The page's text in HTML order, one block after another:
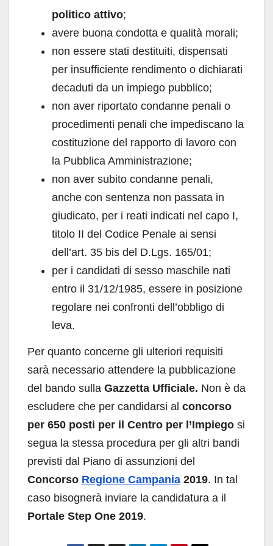
politico attivo;
avere buona condotta e qualità morali;
non essere stati destituiti, dispensati
per insufficiente rendimento o dichiarati
decaduti da un impiego pubblico;
non aver riportato condanne penali o
procedimenti penali che impediscano la
costituzione del rapporto di lavoro con
la Pubblica Amministrazione;
non aver subito condanne penali,
anche con sentenza non passata in
giudicato, per i reati indicati nel capo I,
titolo II del Codice Penale ai sensi
dell’art. 35 bis del D.Lgs. 165/01;
per i candidati di sesso maschile nati
entro il 31/12/1985, essere in posizione
regolare nei confronti dell’obbligo di
leva.
Per quanto concerne gli ulteriori requisiti
sarà necessario attendere la pubblicazione
del bando sulla Gazzetta Ufficiale. Non è da
escludere che per candidarsi al concorso
per 650 posti per il Centro per l’Impiego si
segua la stessa procedura per gli altri bandi
previsti dal Piano di assunzioni del
Concorso Regione Campania 2019. In tal
caso bisognerà inviare la candidatura a il
Portale Step One 2019.